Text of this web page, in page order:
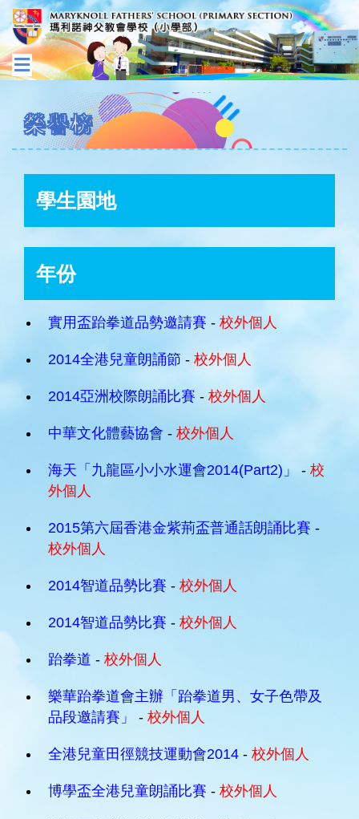
榮譽榜
學生園地
年份
實用盃跆拳道品勢邀請賽 - 校外個人
2014全港兒童朗誦節 - 校外個人
2014亞洲校際朗誦比賽 - 校外個人
中華文化體藝協會 - 校外個人
海天「九龍區小小水運會2014(Part2)」 - 校
外個人
2015第六屆香港金紫荊盃普通話朗誦比賽 -
校外個人
2014智道品勢比賽 - 校外個人
2014智道品勢比賽 - 校外個人
跆拳道 - 校外個人
樂華跆拳道會主辦「跆拳道男、女子色帶及
品段邀請賽」
- 校外個人
全港兒童田徑競技運動會2014 - 校外個人
博學盃全港兒童朗誦比賽 - 校外個人